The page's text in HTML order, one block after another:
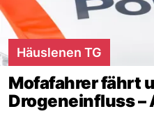
Häuslenen TG
Mofafahrer fährt
Drogeneinfluss –